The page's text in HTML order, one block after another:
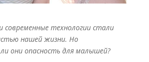
современные технологии стали
нашей жизни. Но
они опасность для малышей?